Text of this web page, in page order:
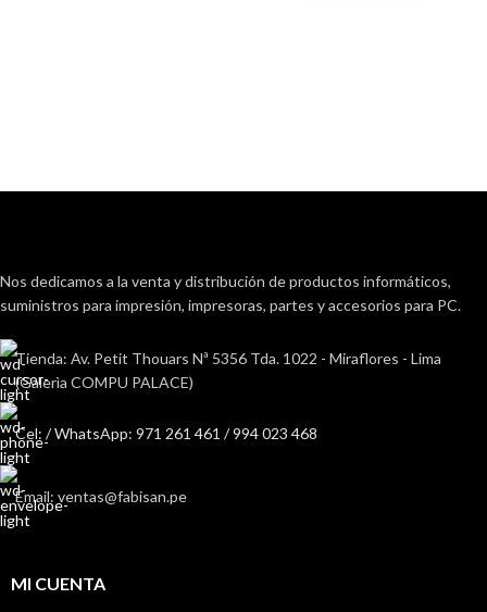
Nos dedicamos a la venta y distribución de productos informáticos,
suministros para impresión, impresoras, partes y accesorios para PC.
Tienda: Av. Petit Thouars Nª 5356 Tda. 1022 - Miraflores - Lima
(Galerìa COMPU PALACE)
Cel: / WhatsApp: 971 261 461 / 994 023 468
Email: ventas@fabisan.pe
MI CUENTA